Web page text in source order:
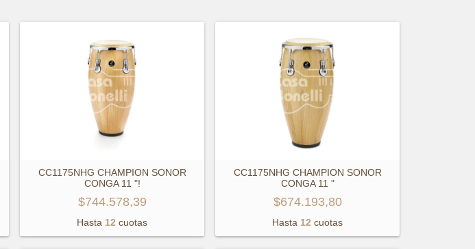
CC1175NHG CHAMPION SONOR
CONGA 11 "!
$744.578,39
Hasta 12 cuotas
CC1175NHG CHAMPION SONOR
CONGA 11 "
$674.193,80
Hasta 12 cuotas